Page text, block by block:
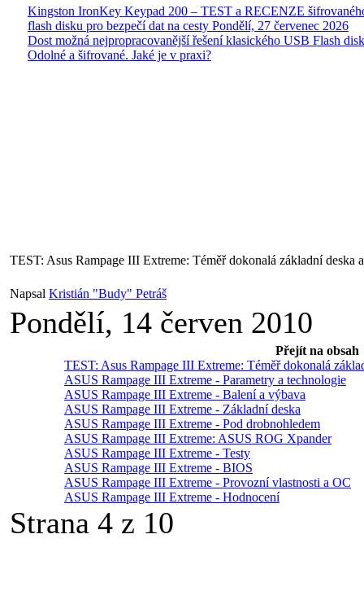
Kingston IronKey Keypad 200 – TEST a RECENZE
flash disku pro bezpečí dat na cesty Pondělí, 27 červenec 2026
Dost možná nejpropracovanější řešení klasického USB Flash
Odolné a šifrované. Jaké je v praxi?
TEST: Asus Rampage III Extreme: Téměř dokonalá základní deska
Napsal Kristián "Budy" Petráš
Pondělí, 14 červen 2010
Přejít na obsah
TEST: Asus Rampage III Extreme: Téměř dokonalá
ASUS Rampage III Extreme - Parametry a technologie
ASUS Rampage III Extreme - Balení a výbava
ASUS Rampage III Extreme - Základní deska
ASUS Rampage III Extreme - Pod drobnohledem
ASUS Rampage III Extreme: ASUS ROG Xpander
ASUS Rampage III Extreme - Testy
ASUS Rampage III Extreme - BIOS
ASUS Rampage III Extreme - Provozní vlastnosti a OC
ASUS Rampage III Extreme - Hodnocení
Strana 4 z 10